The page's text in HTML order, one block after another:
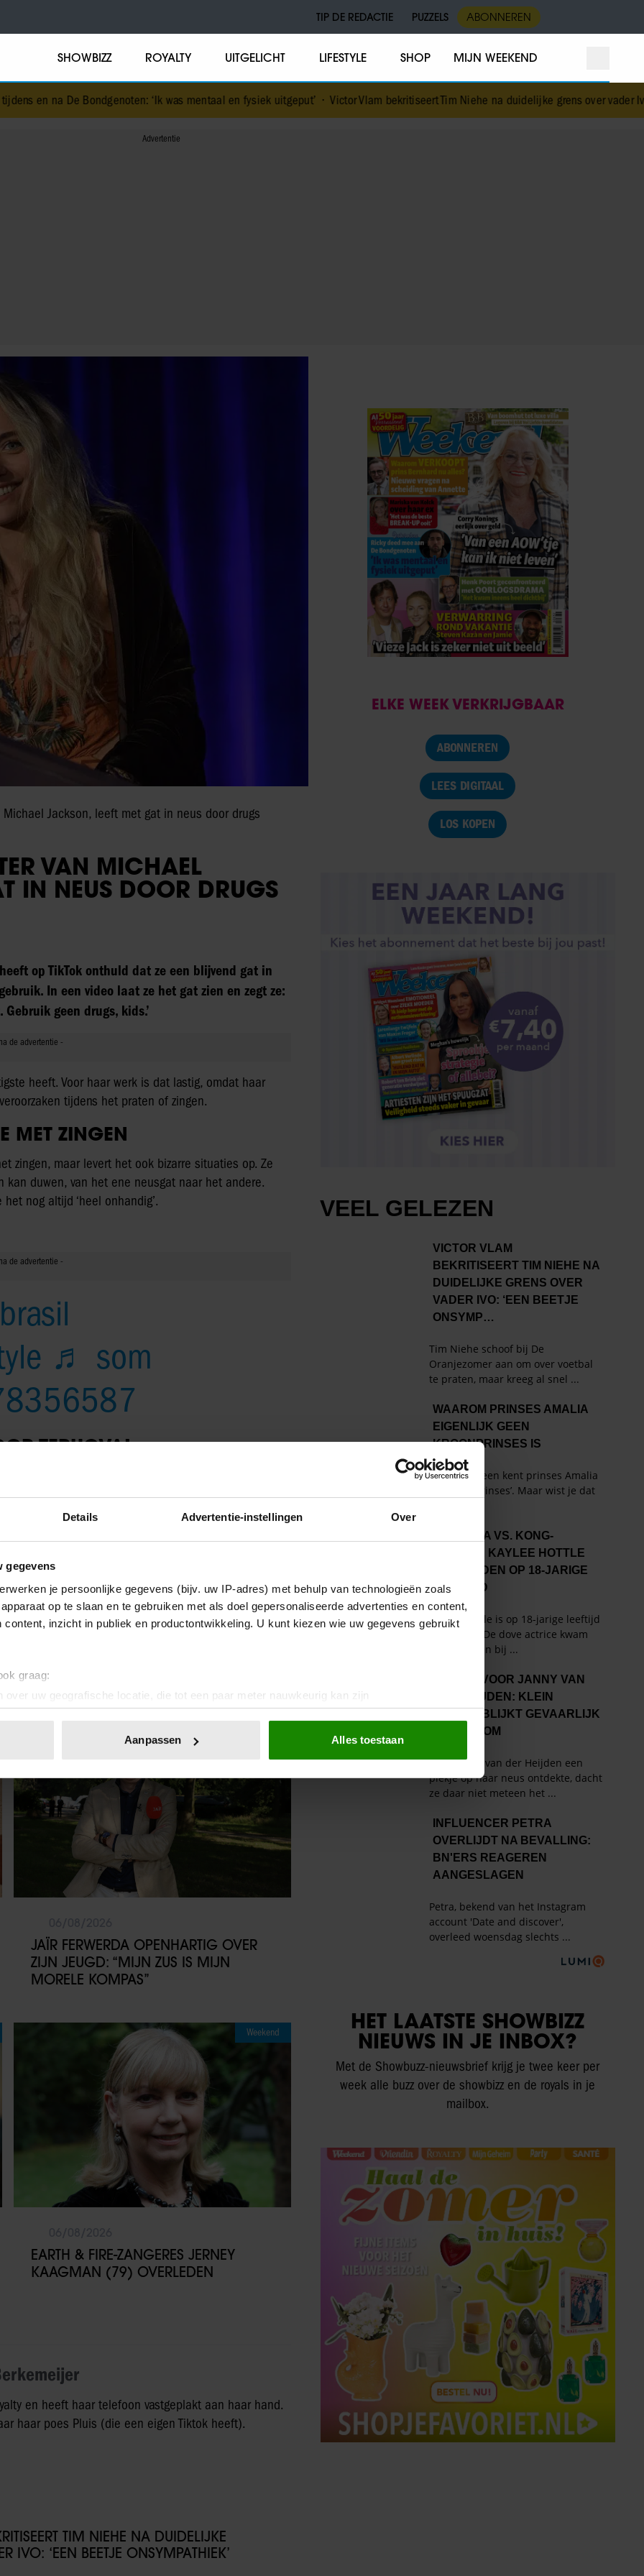
Details Advertentie-instellingen Over
gegevens
je persoonlijke gegevens (bijv. uw IP-adres) met behulp van technologieën zoals
op te slaan en te gebruiken met als doel gepersonaliseerde advertenties en content,
content, inzicht in publiek en productontwikkeling. U kunt kiezen wie uw gegevens gebruikt
graag:
over uw geografische locatie, die tot een paar meter nauwkeurig kan zijn
door het actief te scannen op specifieke eigenschappen (fingerprinting)
of intrekken in de Cookieverklaring.
en advertenties te personaliseren, om functies voor social media te bieden en om ons
Ook delen we informatie over uw gebruik van onze site met onze partners voor social
Deze partners kunnen deze gegevens combineren met andere informatie die u aan ze heeft
op basis van uw gebruik van hun services. U gaat akkoord met onze cookies als u
Aanpassen Alles toestaan
TIP DE REDACTIE PUZZELS ABONNEREN
SHOWBIZZ ROYALTY UITGELICHT LIFESTYLE SHOP MIJN WEEKEND
‘Ik was mentaal en fysiek uitgeput’ •Victor Vlam bekritiseert Tim Niehe na duidelijke grens over vader Ivo: ‘Een beetje
Michael Jackson, leeft met gat in neus door drugs
VAN MICHAEL
IN NEUS DOOR DRUGS
op TikTok onthuld dat ze een blijvend gat in
In een video laat ze het gat zien en zegt ze:
geen drugs, kids.’
heeft. Voor haar werk is dat lastig, omdat haar
tijdens het praten of zingen.
MET ZINGEN
zingen, maar levert het ook bizarre situaties op. Ze
duwen, van het ene neusgat naar het andere.
nog altijd ‘heel onhandig’.
♬ som
TERUGVAL
verhelpen, weigert de zangeres een operatie. Ze
ze koste wat kost wil vermijden. Paris is al vijf jaar
zei ze dat drugs haar leven heeft verpest en ze
in zes decennia
Party
JAÏR FERWERDA OPENHARTIG OVER
ZIJN JEUGD: “MIJN ZUS IS MIJN
MORELE KOMPAS”
Weekend
EARTH & FIRE-ZANGERES JERNEY
KAAGMAN (79) OVERLEDEN
en heeft haar telefoon vastgeplakt aan haar hand.
haar poes Pluis (die een eigen Tiktok heeft).
TIM NIEHE NA DUIDELIJKE
IVO: ‘EEN BEETJE ONSYMPATHIEK’
ELKE WEEK VERKRIJGBAAR
ABONNEREN
LEES DIGITAAL
LOS KOPEN
HET LAATSTE SHOWBIZZ
NIEUWS IN JE INBOX?
Met de Showbuzz-nieuwsbrief krijg je twee keer per
week alle buzz over de showbizz en de royals in je
mailbox.